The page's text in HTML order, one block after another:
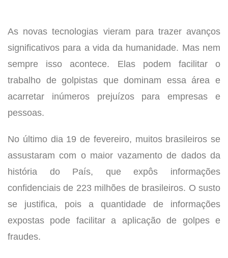
As novas tecnologias vieram para trazer avanços
significativos para a vida da humanidade. Mas nem
sempre isso acontece. Elas podem facilitar o
trabalho de golpistas que dominam essa área e
acarretar inúmeros prejuízos para empresas e
pessoas.
No último dia 19 de fevereiro, muitos brasileiros se
assustaram com o maior vazamento de dados da
história do País, que expôs informações
confidenciais de 223 milhões de brasileiros. O susto
se justifica, pois a quantidade de informações
expostas pode facilitar a aplicação de golpes e
fraudes.